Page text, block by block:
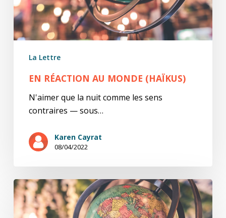
La Lettre
EN RÉACTION AU MONDE (HAÏKUS)
N'aimer que la nuit comme les sens
contraires — sous…
Karen Cayrat
08/04/2022
En
réaction
au